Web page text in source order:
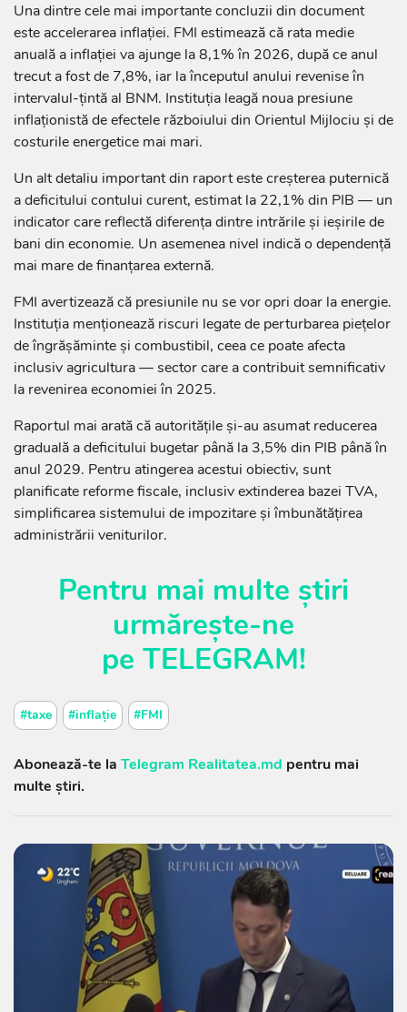
Una dintre cele mai importante concluzii din document
este accelerarea inflației. FMI estimează că rata medie
anuală a inflației va ajunge la 8,1% în 2026, după ce anul
trecut a fost de 7,8%, iar la începutul anului revenise în
intervalul-țintă al BNM. Instituția leagă noua presiune
inflaționistă de efectele războiului din Orientul Mijlociu și de
costurile energetice mai mari.
Un alt detaliu important din raport este creșterea puternică
a deficitului contului curent, estimat la 22,1% din PIB — un
indicator care reflectă diferența dintre intrările și ieșirile de
bani din economie. Un asemenea nivel indică o dependență
mai mare de finanțarea externă.
FMI avertizează că presiunile nu se vor opri doar la energie.
Instituția menționează riscuri legate de perturbarea piețelor
de îngrășăminte și combustibil, ceea ce poate afecta
inclusiv agricultura — sector care a contribuit semnificativ
la revenirea economiei în 2025.
Raportul mai arată că autoritățile și-au asumat reducerea
graduală a deficitului bugetar până la 3,5% din PIB până în
anul 2029. Pentru atingerea acestui obiectiv, sunt
planificate reforme fiscale, inclusiv extinderea bazei TVA,
simplificarea sistemului de impozitare și îmbunătățirea
administrării veniturilor.
Pentru mai multe știri
urmărește-ne
pe TELEGRAM!
#taxe #inflație #FMI
Abonează-te la Telegram Realitatea.md pentru mai
multe știri.